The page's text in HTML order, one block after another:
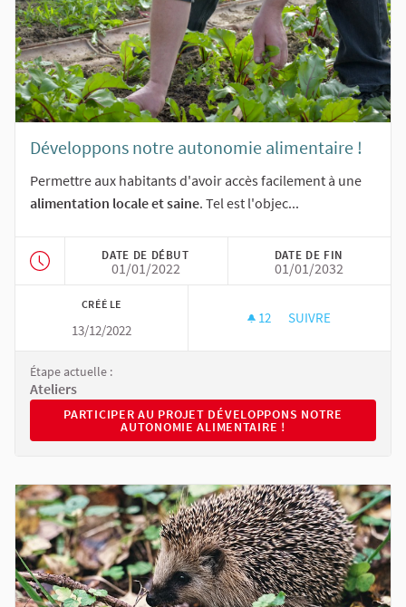
Développons notre autonomie alimentaire !
Permettre aux habitants d'avoir accès facilement à une
alimentation locale et saine. Tel est l'objec...
DATE DE DÉBUT
01/01/2022
DATE DE FIN
01/01/2032
CRÉÉ LE
13/12/2022
12 12 ABONNÉS
SUIVRE
Étape actuelle :
Ateliers
PARTICIPER AU PROJET DÉVELOPPONS NOTRE
PARTICIPER AU PROJET DÉVELOPPONS NOTRE
AUTONOMIE ALIMENTAIRE !